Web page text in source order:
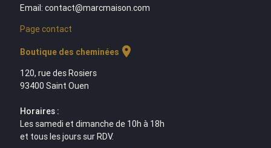
Email: contact@marcmaison.com
Page contact
Boutique des cheminées location_on
120, rue des Rosiers
93400 Saint Ouen
Horaires :
Les samedi et dimanche de 10h à 18h
et tous les jours sur RDV.